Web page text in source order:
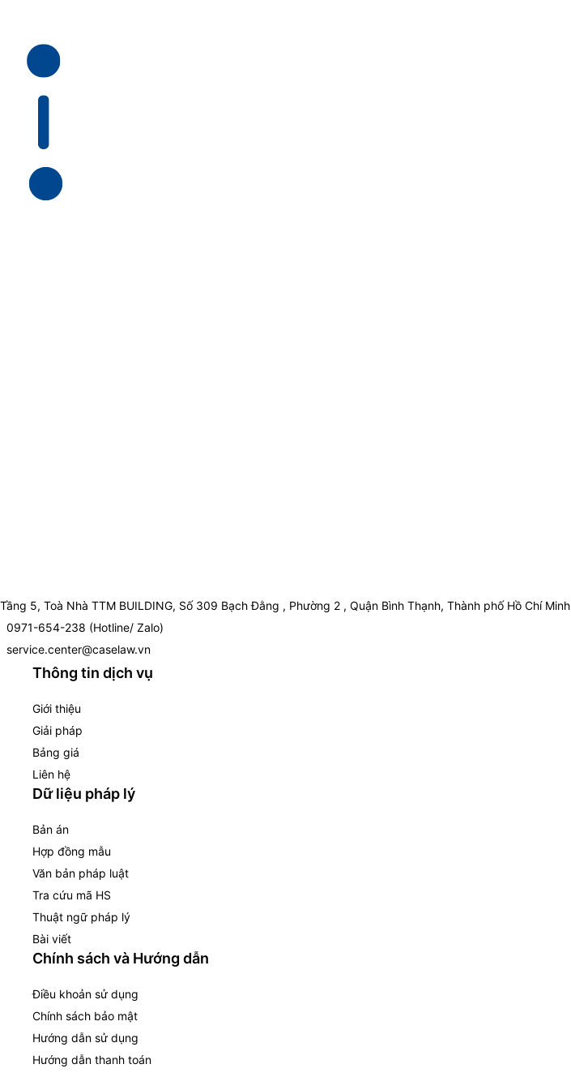
Tầng 5, Toà Nhà TTM BUILDING, Số 309 Bạch Đằng , Phường 2 , Quận Bình Thạnh, Thành phố Hồ Chí Minh
0971-654-238 (Hotline/ Zalo)
service.center@caselaw.vn
Thông tin dịch vụ
Giới thiệu
Giải pháp
Bảng giá
Liên hệ
Dữ liệu pháp lý
Bản án
Hợp đồng mẫu
Văn bản pháp luật
Tra cứu mã HS
Thuật ngữ pháp lý
Bài viết
Chính sách và Hướng dẫn
Điều khoản sử dụng
Chính sách bảo mật
Hướng dẫn sử dụng
Hướng dẫn thanh toán